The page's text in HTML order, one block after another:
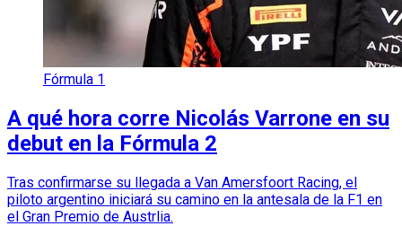
Fórmula 1
A qué hora corre Nicolás Varrone en su
debut en la Fórmula 2
Tras confirmarse su llegada a Van Amersfoort Racing, el
piloto argentino iniciará su camino en la antesala de la F1 en
el Gran Premio de Austrlia.